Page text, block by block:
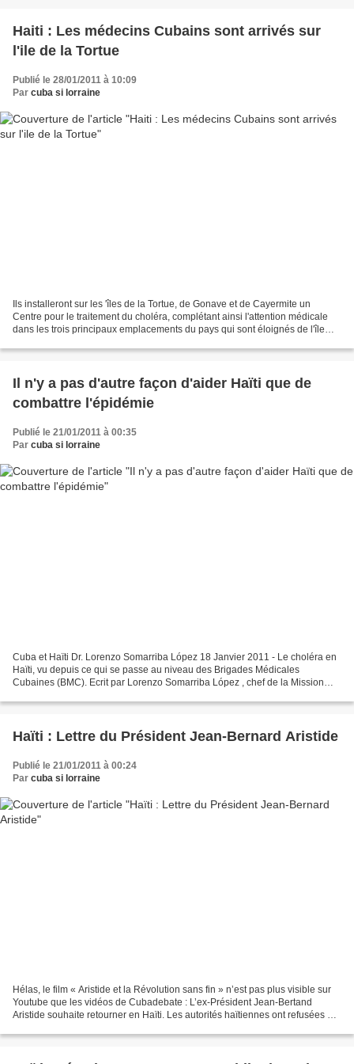
Haiti : Les médecins Cubains sont arrivés sur
l'ile de la Tortue
Publié le 28/01/2011 à 10:09
Par cuba si lorraine
Ils installeront sur les 'îles de la Tortue, de Gonave et de Cayermite un
Centre pour le traitement du choléra, complétant ainsi l'attention médicale
dans les trois principaux emplacements du pays qui sont éloignés de l'île
Il n'y a pas d'autre façon d'aider Haïti que de
combattre l'épidémie
Publié le 21/01/2011 à 00:35
Par cuba si lorraine
Cuba et Haïti Dr. Lorenzo Somarriba López 18 Janvier 2011 - Le choléra en
Haïti, vu depuis ce qui se passe au niveau des Brigades Médicales
Cubaines (BMC). Ecrit par Lorenzo Somarriba López , chef de la Mission
Haïti : Lettre du Président Jean-Bernard Aristide
Publié le 21/01/2011 à 00:24
Par cuba si lorraine
Hélas, le film « Aristide et la Révolution sans fin » n’est pas plus visible sur
Youtube que les vidéos de Cubadebate : L’ex-Président Jean-Bertand
Aristide souhaite retourner en Haïti. Les autorités haïtiennes ont refusées de